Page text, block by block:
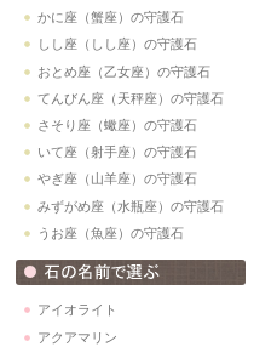
かに座（蟹座）の守護石
しし座（しし座）の守護石
おとめ座（乙女座）の守護石
てんびん座（天秤座）の守護石
さそり座（蠍座）の守護石
いて座（射手座）の守護石
やぎ座（山羊座）の守護石
みずがめ座（水瓶座）の守護石
うお座（魚座）の守護石
アイオライト
アクアマリン